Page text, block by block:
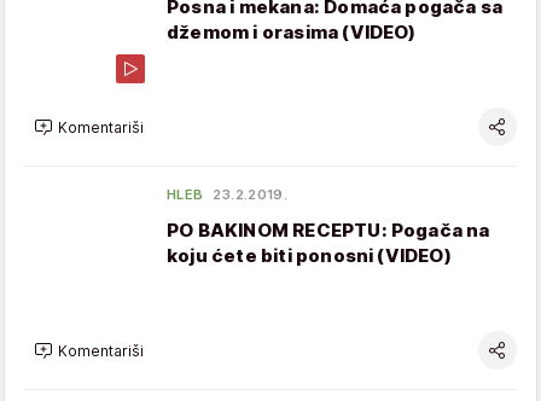
Posna i mekana: Domaća pogača sa
džemom i orasima (VIDEO)
Komentariši
HLEB 23.2.2019.
PO BAKINOM RECEPTU: Pogača na
koju ćete biti ponosni (VIDEO)
Komentariši